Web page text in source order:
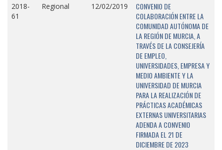
2018-
61
Regional 12/02/2019
CONVENIO DE
COLABORACIÓN ENTRE LA
COMUNIDAD AUTÓNOMA DE
LA REGIÓN DE MURCIA, A
TRAVÉS DE LA CONSEJERÍA
DE EMPLEO,
UNIVERSIDADES, EMPRESA Y
MEDIO AMBIENTE Y LA
UNIVERSIDAD DE MURCIA
PARA LA REALIZACIÓN DE
PRÁCTICAS ACADÉMICAS
EXTERNAS UNIVERSITARIAS
ADENDA A CONVENIO
FIRMADA EL 21 DE
DICIEMBRE DE 2023